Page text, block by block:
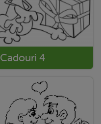
Cadouri 4